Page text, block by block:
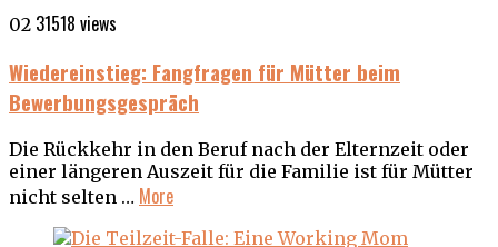
02 31518 views
Wiedereinstieg: Fangfragen für Mütter beim
Bewerbungsgespräch
Die Rückkehr in den Beruf nach der Elternzeit oder
einer längeren Auszeit für die Familie ist für Mütter
nicht selten … More